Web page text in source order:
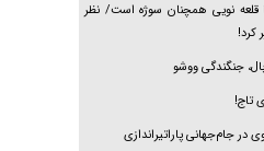
قلعه نویی همچنان سوژه است/ نظر
کرد!
جنگندگی ووشو
تاج!
در جام‌جهانی پاراتیراندازی